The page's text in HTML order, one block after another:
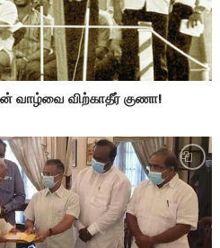
வாழ்வை விற்காதீர் குணா!